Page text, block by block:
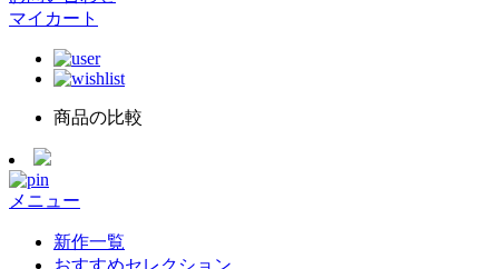
マイカート
商品の比較
メニュー
新作一覧
おすすめセレクション